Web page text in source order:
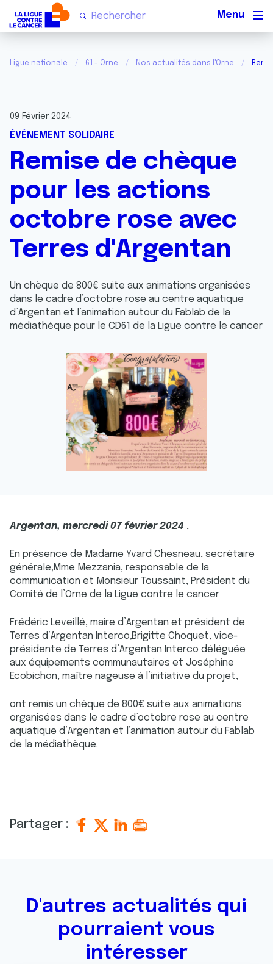
Ligue nationale 61 - Orne Nos actualités dans l'Orne
09 Février 2024
ÉVÉNEMENT SOLIDAIRE
Remise de chèque
pour les actions
octobre rose avec
Terres d'Argentan
Un chèque de 800€ suite aux animations organisées
dans le cadre d’octobre rose au centre aquatique
d’Argentan et l’animation autour du Fablab de la
médiathèque pour le CD61 de la Ligue contre le cancer
Argentan, mercredi 07 février 2024 ,
En présence de Madame Yvard Chesneau, secrétaire
générale,Mme Mezzania, responsable de la
communication et Monsieur Toussaint, Président du
Comité de l’Orne de la Ligue contre le cancer
Frédéric Leveillé, maire d’Argentan et président de
Terres d’Argentan Interco,Brigitte Choquet, vice-
présidente de Terres d’Argentan Interco déléguée
aux équipements communautaires et Joséphine
Ecobichon, maître nageuse à l’initiative du projet,
ont remis un chèque de 800€ suite aux animations
organisées dans le cadre d’octobre rose au centre
aquatique d’Argentan et l’animation autour du Fablab
de la médiathèque.
Partager :
D'autres actualités qui
pourraient vous
intéresser